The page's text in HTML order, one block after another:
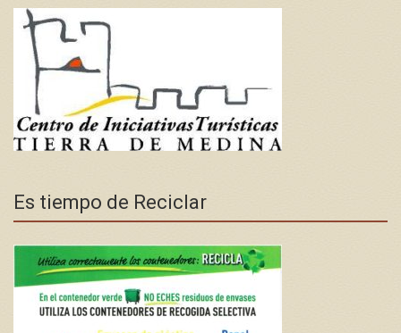
Es tiempo de Reciclar